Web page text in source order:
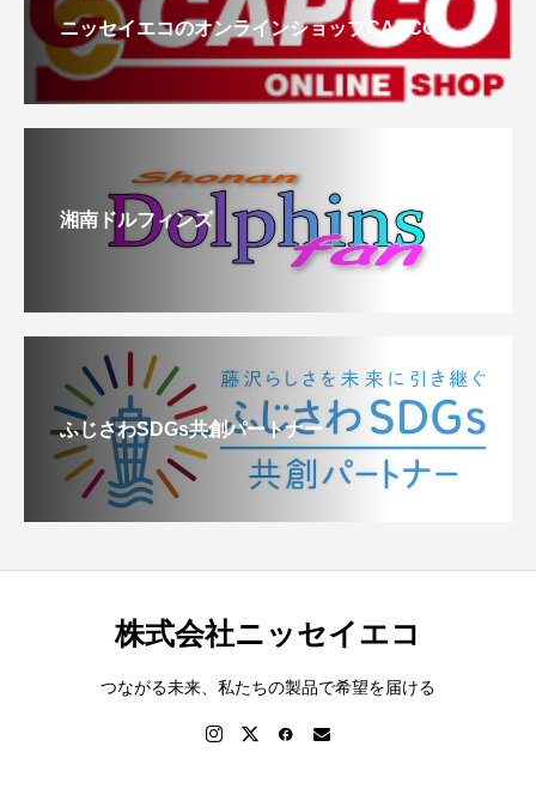
ニッセイエコのオンラインショップCAPCO
湘南ドルフィンズ
ふじさわSDGs共創パートナー
株式会社ニッセイエコ
つながる未来、私たちの製品で希望を届ける